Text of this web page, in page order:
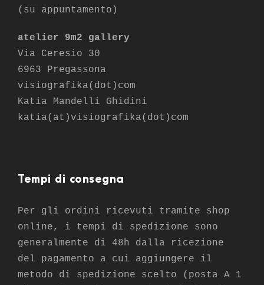
(su appuntamento)
atelier 9m2 gallery
Via Ceresio 30
6963 Pregassona
visiografika(dot)com
Katia Mandelli Ghidini
katia(at)visiografika(dot)com
Tempi di consegna
Per gli ordini ricevuti tramite shop
online, i tempi di spedizione sono
generalmente di 48h dalla ricezione
del pagamento a cui aggiungere il
metodo di spedizione scelto (posta A 1